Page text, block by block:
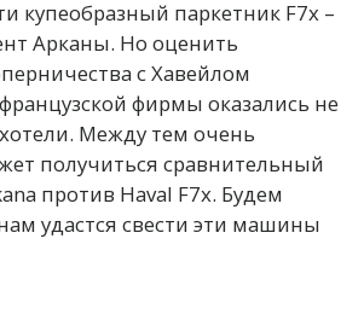
купеобразный паркетник F7x –
Арканы. Но оценить
с Хавейлом
фирмы оказались не
Между тем очень
получиться сравнительный
против Haval F7x. Будем
удастся свести эти машины